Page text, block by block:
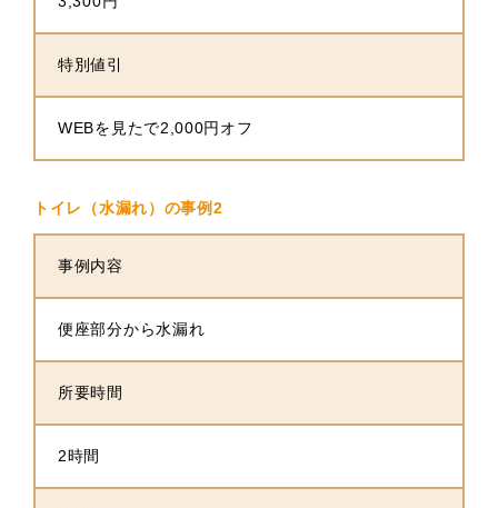
特別値引
WEBを見たで2,000円オフ
トイレ（水漏れ）の事例2
事例内容
便座部分から水漏れ
所要時間
2時間